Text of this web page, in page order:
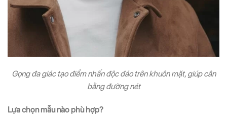
Gọng đa giác tạo điểm nhấn độc đáo trên khuôn mặt, giúp cân
bằng đường nét
Lựa chọn mẫu nào phù hợp?